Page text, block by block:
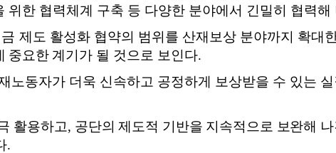
위한 협력체계 구축 등 다양한 분야에서 긴밀히 협력해
제도 활성화 협약의 범위를 산재보상 분야까지 확대
중요한 계기가 될 것으로 보인다.
노동자가 더욱 신속하고 공정하게 보상받을 수 있는
활용하고, 공단의 제도적 기반을 지속적으로 보완해
.